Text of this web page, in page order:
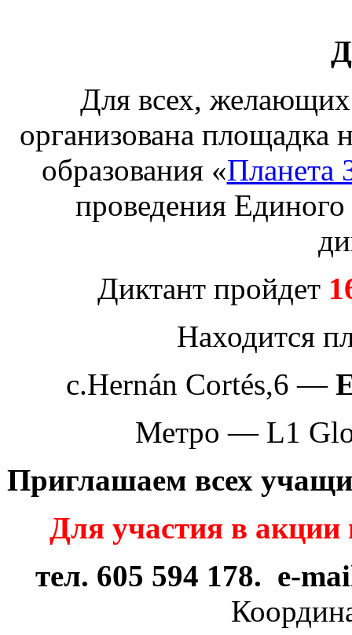
Для всех, желающих
организована площадка
образования «Планета
проведения
Диктант пройдет
Находится
c.Hernán Cortés,6 —
Метро — L1
Приглашаем всех
Для участия в акции
тел. 605 594 178. e-